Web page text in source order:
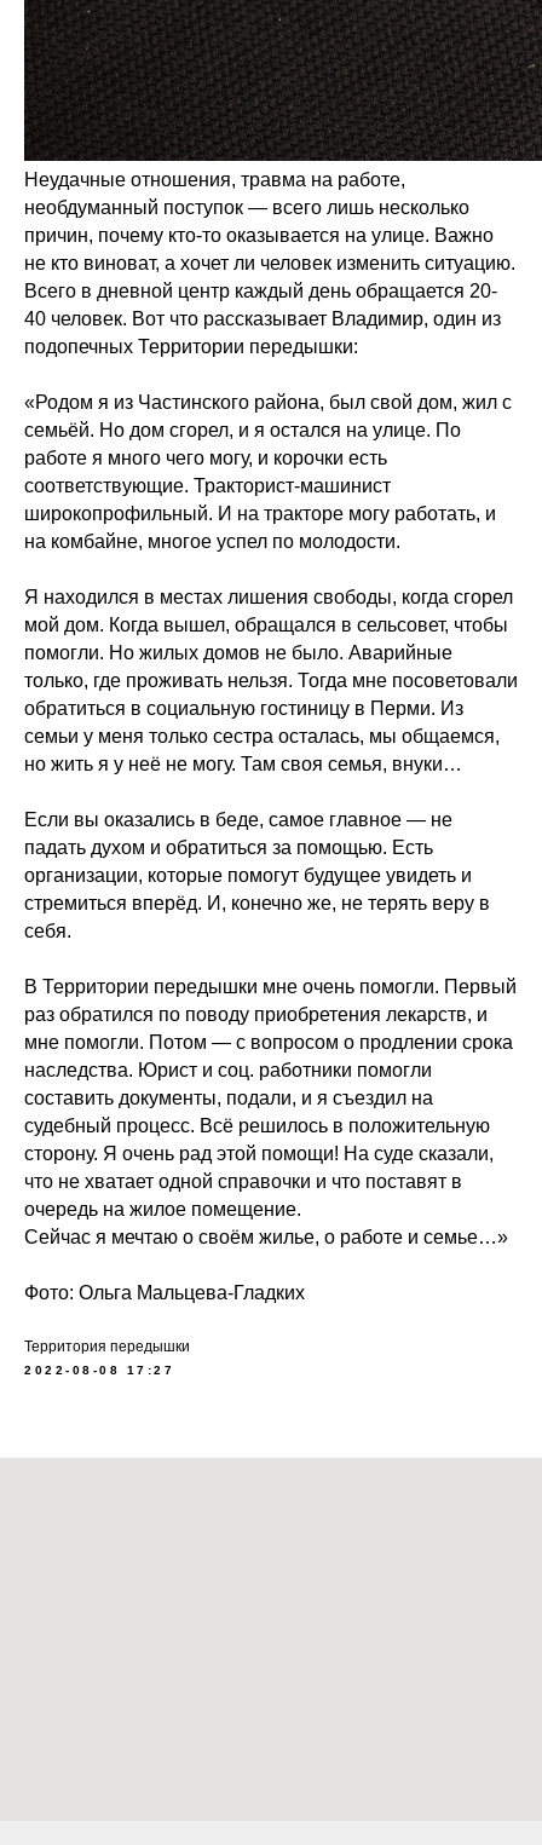
Неудачные отношения, травма на работе,
необдуманный поступок — всего лишь несколько
причин, почему кто-то оказывается на улице. Важно
не кто виноват, а хочет ли человек изменить ситуацию.
Всего в дневной центр каждый день обращается 20-
40 человек. Вот что рассказывает Владимир, один из
подопечных Территории передышки:
«Родом я из Частинского района, был свой дом, жил с
семьёй. Но дом сгорел, и я остался на улице. По
работе я много чего могу, и корочки есть
соответствующие. Тракторист-машинист
широкопрофильный. И на тракторе могу работать, и
на комбайне, многое успел по молодости.
Я находился в местах лишения свободы, когда сгорел
мой дом. Когда вышел, обращался в сельсовет, чтобы
помогли. Но жилых домов не было. Аварийные
только, где проживать нельзя. Тогда мне посоветовали
обратиться в социальную гостиницу в Перми. Из
семьи у меня только сестра осталась, мы общаемся,
но жить я у неё не могу. Там своя семья, внуки…
Если вы оказались в беде, самое главное — не
падать духом и обратиться за помощью. Есть
организации, которые помогут будущее увидеть и
стремиться вперёд. И, конечно же, не терять веру в
себя.
В Территории передышки мне очень помогли. Первый
раз обратился по поводу приобретения лекарств, и
мне помогли. Потом — с вопросом о продлении срока
наследства. Юрист и соц. работники помогли
составить документы, подали, и я съездил на
судебный процесс. Всё решилось в положительную
сторону. Я очень рад этой помощи! На суде сказали,
что не хватает одной справочки и что поставят в
очередь на жилое помещение.
Сейчас я мечтаю о своём жилье, о работе и семье…»
Фото: Ольга Мальцева-Гладких
Территория передышки
2022-08-08 17:27